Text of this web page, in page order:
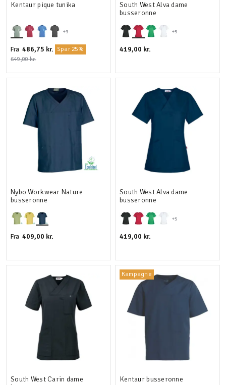
+3
Kentaur pique tunika
Fra 486,75 kr. Spar 25%
649,00 kr.
+5
South West Alva dame
busseronne
419,00 kr.
Nybo Workwear Nature
busseronne
Fra 409,00 kr.
+5
South West Alva dame
busseronne
419,00 kr.
South West Carin dame
Kampagne
Kentaur busseronne